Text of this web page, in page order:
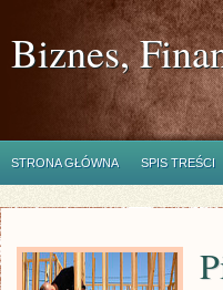
Biznes,
STRONA GŁÓWNA SPIS TREŚCI